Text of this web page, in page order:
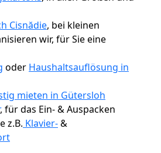
Cisnădie, bei kleinen
wir, für Sie eine
oder Haushaltsauflösung in
mieten in Gütersloh
, für das Ein- & Auspacken
z.B. Klavier-&